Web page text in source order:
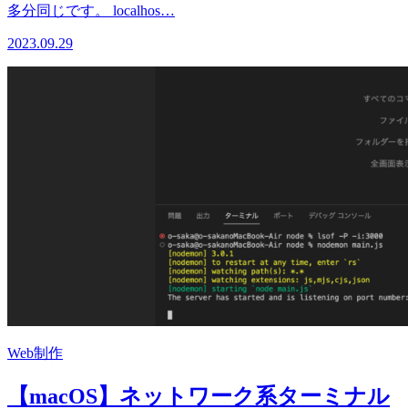
多分同じです。 localhos…
2023.09.29
Web制作
【macOS】ネットワーク系ターミナル